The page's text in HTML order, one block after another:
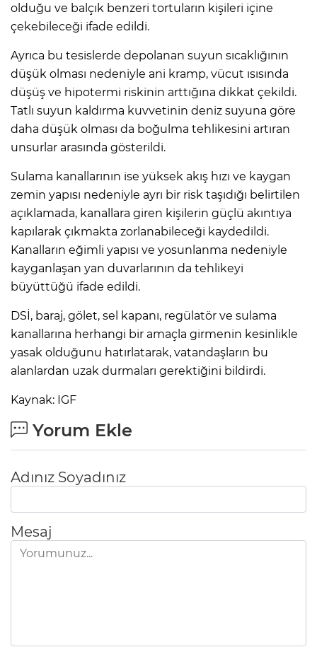
olduğu ve balçık benzeri tortuların kişileri içine
çekebileceği ifade edildi.
Ayrıca bu tesislerde depolanan suyun sıcaklığının
düşük olması nedeniyle ani kramp, vücut ısısında
düşüş ve hipotermi riskinin arttığına dikkat çekildi.
Tatlı suyun kaldırma kuvvetinin deniz suyuna göre
daha düşük olması da boğulma tehlikesini artıran
unsurlar arasında gösterildi.
Sulama kanallarının ise yüksek akış hızı ve kaygan
zemin yapısı nedeniyle ayrı bir risk taşıdığı belirtilen
açıklamada, kanallara giren kişilerin güçlü akıntıya
kapılarak çıkmakta zorlanabileceği kaydedildi.
Kanalların eğimli yapısı ve yosunlanma nedeniyle
kayganlaşan yan duvarlarının da tehlikeyi
büyüttüğü ifade edildi.
DSİ, baraj, gölet, sel kapanı, regülatör ve sulama
kanallarına herhangi bir amaçla girmenin kesinlikle
yasak olduğunu hatırlatarak, vatandaşların bu
alanlardan uzak durmaları gerektiğini bildirdi.
Kaynak: IGF
Yorum Ekle
Adınız Soyadınız
Mesaj